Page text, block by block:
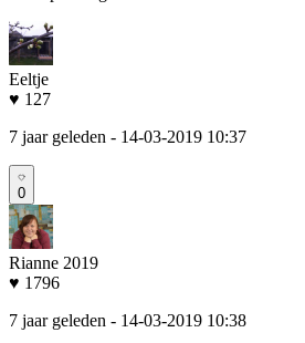
Eeltje
♥ 127
7 jaar geleden - 14-03-2019 10:37
0
Rianne 2019
♥ 1796
7 jaar geleden - 14-03-2019 10:38